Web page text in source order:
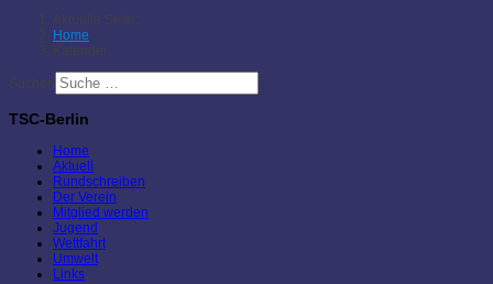
Aktuelle Seite:
Home
Kalender
Suchen
TSC-Berlin
Home
Aktuell
Rundschreiben
Der Verein
Mitglied werden
Jugend
Wettfahrt
Umwelt
Links